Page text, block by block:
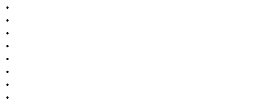
•
•
•
•
•
•
•
•